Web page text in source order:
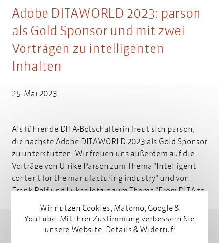
Adobe DITAWORLD 2023: parson
als Gold Sponsor und mit zwei
Vorträgen zu intelligenten
Inhalten
25. Mai 2023
Als führende DITA-Botschafterin freut sich parson,
die nächste Adobe DITAWORLD 2023 als Gold Sponsor
zu unterstützen. Wir freuen uns außerdem auf die
Vorträge von Ulrike Parson zum Thema "Intelligent
content for the manufacturing industry" und von
Frank Ralf und Lukas Jetzig zum Thema "From DITA to
Wir nutzen Cookies, Matomo, Google &
YouTube. Mit Ihrer Zustimmung verbessern Sie
unsere Website. Details & Widerruf: